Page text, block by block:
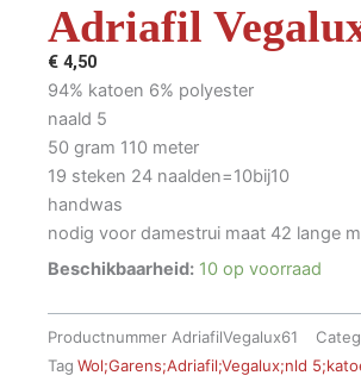
Adriafil
€ 4,50
94% katoen 6% polyester
naald 5
50 gram 110 meter
19 steken 24 naalden=10bij10
handwas
nodig voor damestrui maat 42 lange
Beschikbaarheid: 10 op voorraad
Productnummer AdriafilVegalux61
Tag Wol;Garens;Adriafil;Vegalux;nld